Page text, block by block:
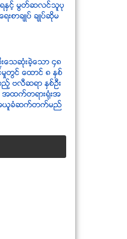
ႏွင့္ မြတ္ဆလင္သူပု
ေရးစာခ်ဳပ္ ခ်ဳပ္ဆိုမ
ေသဆံုးခဲ့ေသာ ၄၈
ႈတြင္ ေထာင္ ၈ ႏွစ္
ဗလီဆရာ ႏွစ္ဦး
အထက္တရားရံုးအ
ယူခံဆက္တက္မည္